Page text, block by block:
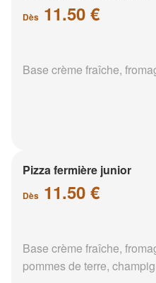
Dès 11.50 €
Base crème fraîche,
Pizza fermière junior
Dès 11.50 €
Base crème fraîche,
pommes de terre,